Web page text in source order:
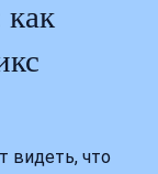
видеть, что